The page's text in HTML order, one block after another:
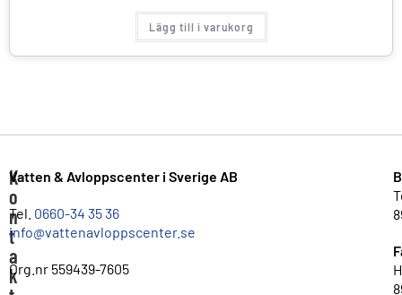
Lägg till i varukorg
K
o
n
t
a
k
Vatten & Avloppscenter i Sverige AB
Tel. 0660-34 35 36
info@vattenavloppscenter.se
Org.nr 559439-7605